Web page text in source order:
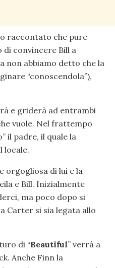
raccontato che pure
convincere Bill a
non abbiamo detto che la
“conoscendola”),
e griderà ad entrambi
vuole. Nel frattempo
il padre, il quale la
locale.
orgogliosa di lui e la
e Bill. Inizialmente
ma poco dopo si
Carter si sia legata allo
di “Beautiful” verrà a
Anche Finn la